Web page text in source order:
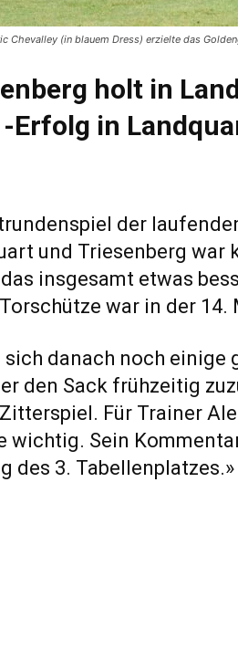
Chevalley (in blauem Dress) erzielte das
holt in
Erfolg in
der
und Triesenberg war
insgesamt etwas
war in der 14.
sich danach noch einige
den Sack frühzeitig
Für Trainer
wichtig. Sein
des 3. Tabellenplatzes.»